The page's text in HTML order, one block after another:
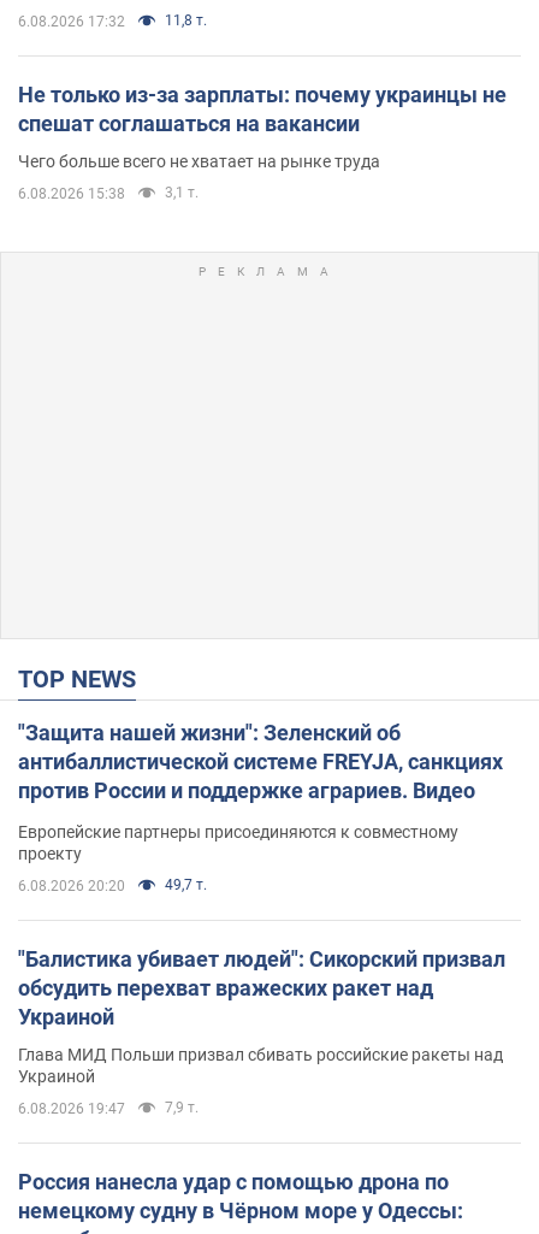
6.08.2026 17:32 11,8 т.
Не только из-за зарплаты: почему украинцы не
спешат соглашаться на вакансии
Чего больше всего не хватает на рынке труда
6.08.2026 15:38 3,1 т.
TOP NEWS
"Защита нашей жизни": Зеленский об
антибаллистической системе FREYJA, санкциях
против России и поддержке аграриев. Видео
Европейские партнеры присоединяются к совместному
проекту
6.08.2026 20:20 49,7 т.
"Балистика убивает людей": Сикорский призвал
обсудить перехват вражеских ракет над
Украиной
Глава МИД Польши призвал сбивать российские ракеты над
Украиной
6.08.2026 19:47 7,9 т.
Россия нанесла удар с помощью дрона по
немецкому судну в Чёрном море у Одессы: